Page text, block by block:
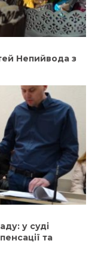
Непийвода з
у суді
та